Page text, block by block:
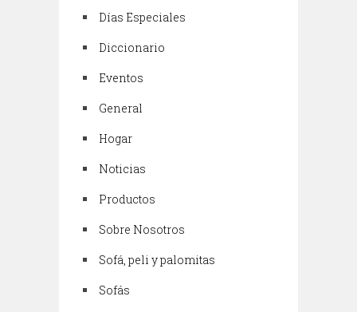
Días Especiales
Diccionario
Eventos
General
Hogar
Noticias
Productos
Sobre Nosotros
Sofá, peli y palomitas
Sofás